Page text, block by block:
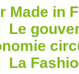
Made in
Le
La